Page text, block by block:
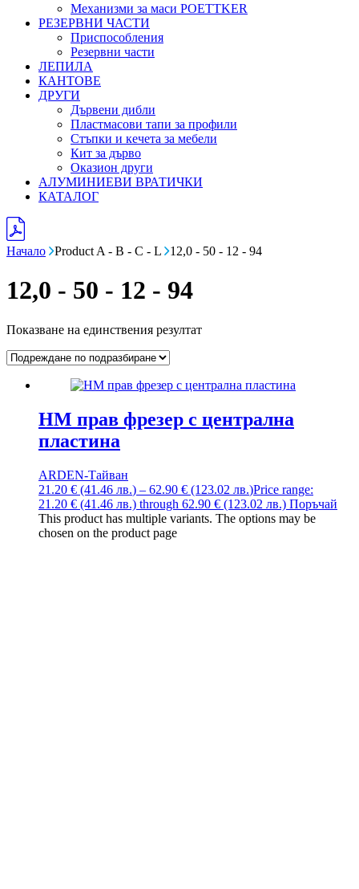
Механизми за маси POETTKER
РЕЗЕРВНИ ЧАСТИ
Приспособления
Резервни части
ЛЕПИЛА
КАНТОВЕ
ДРУГИ
Дървени дибли
Пластмасови тапи за профили
Стъпки и кечета за мебели
Кит за дърво
Оказион други
АЛУМИНИЕВИ ВРАТИЧКИ
КАТАЛОГ
Начало Product A - B - C - L 12,0 - 50 - 12 - 94
12,0 - 50 - 12 - 94
Показване на единствения резултат
HM прав фрезер с централна
пластина
ARDEN-Тайван
21.20 € (41.46 лв.) – 62.90 € (123.02 лв.)Price range:
21.20 € (41.46 лв.) through 62.90 € (123.02 лв.) Поръчай
This product has multiple variants. The options may be
chosen on the product page